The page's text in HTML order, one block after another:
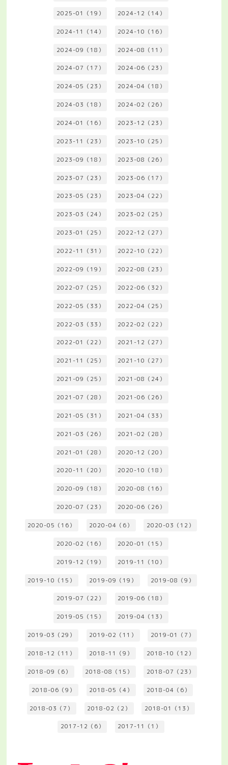
2025-01（19） 2024-12（14）
2024-11（14） 2024-10（16）
2024-09（18） 2024-08（11）
2024-07（17） 2024-06（23）
2024-05（23） 2024-04（18）
2024-03（18） 2024-02（26）
2024-01（16） 2023-12（23）
2023-11（23） 2023-10（25）
2023-09（18） 2023-08（26）
2023-07（23） 2023-06（17）
2023-05（23） 2023-04（22）
2023-03（24） 2023-02（25）
2023-01（25） 2022-12（27）
2022-11（31） 2022-10（22）
2022-09（19） 2022-08（23）
2022-07（25） 2022-06（32）
2022-05（33） 2022-04（25）
2022-03（33） 2022-02（22）
2022-01（22） 2021-12（27）
2021-11（25） 2021-10（27）
2021-09（25） 2021-08（24）
2021-07（28） 2021-06（26）
2021-05（31） 2021-04（33）
2021-03（26） 2021-02（28）
2021-01（28） 2020-12（20）
2020-11（20） 2020-10（18）
2020-09（18） 2020-08（16）
2020-07（23） 2020-06（26）
2020-05（16） 2020-04（6） 2020-03（12）
2020-02（16） 2020-01（15）
2019-12（19） 2019-11（10）
2019-10（15） 2019-09（19） 2019-08（9）
2019-07（22） 2019-06（18）
2019-05（15） 2019-04（13）
2019-03（29） 2019-02（11） 2019-01（7）
2018-12（11） 2018-11（9） 2018-10（12）
2018-09（6） 2018-08（15） 2018-07（23）
2018-06（9） 2018-05（4） 2018-04（6）
2018-03（7） 2018-02（2） 2018-01（13）
2017-12（6） 2017-11（1）